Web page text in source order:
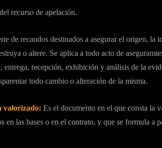
recurso de apelación.
de recaudos destinados a asegurar el origen, la
o altere. Se aplica a todo acto de
entrega, recepción, exhibición y análisis de la
todo cambio o alteración de la misma.
valorizado: Es el documento en el que consta la
en las bases o en el contrato, y que se formula a